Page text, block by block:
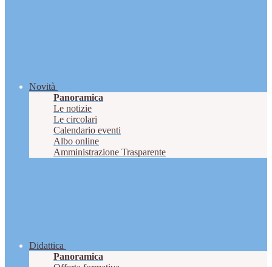
Novità
Panoramica
Le notizie
Le circolari
Calendario eventi
Albo online
Amministrazione Trasparente
Didattica
Panoramica